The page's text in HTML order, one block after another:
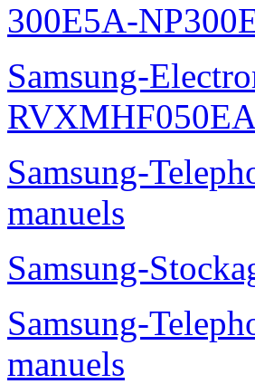
300E5A-
Samsung-
Samsung-
manuels
Samsung-
Samsung-
manuels